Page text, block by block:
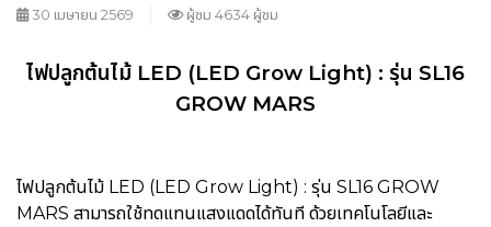
30 เมษายน 2569 ผู้ชม 4634 ผู้ชม
ไฟปลูกต้นไม้ LED (LED Grow Light) : รุ่น SL16
GROW MARS
ไฟปลูกต้นไม้ LED (LED Grow Light) : รุ่น SL16 GROW
MARS สามารถใช้ทดแทนแสงแดดได้ทันที ด้วยเทคโนโลยีและ